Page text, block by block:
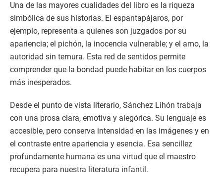
Una de las mayores cualidades del libro es la riqueza
simbólica de sus historias. El espantapájaros, por
ejemplo, representa a quienes son juzgados por su
apariencia; el pichón, la inocencia vulnerable; y el amo, la
autoridad sin ternura. Esta red de sentidos permite
comprender que la bondad puede habitar en los cuerpos
más inesperados.
Desde el punto de vista literario, Sánchez Lihón trabaja
con una prosa clara, emotiva y alegórica. Su lenguaje es
accesible, pero conserva intensidad en las imágenes y en
el contraste entre apariencia y esencia. Esa sencillez
profundamente humana es una virtud que el maestro
recupera para nuestra literatura infantil.